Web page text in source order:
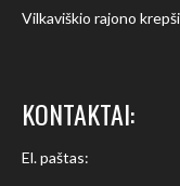
Vilkaviškio rajono
KONTAKTAI:
El. paštas: